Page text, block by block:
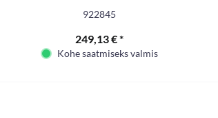
922845
249,13 € *
Kohe saatmiseks valmis